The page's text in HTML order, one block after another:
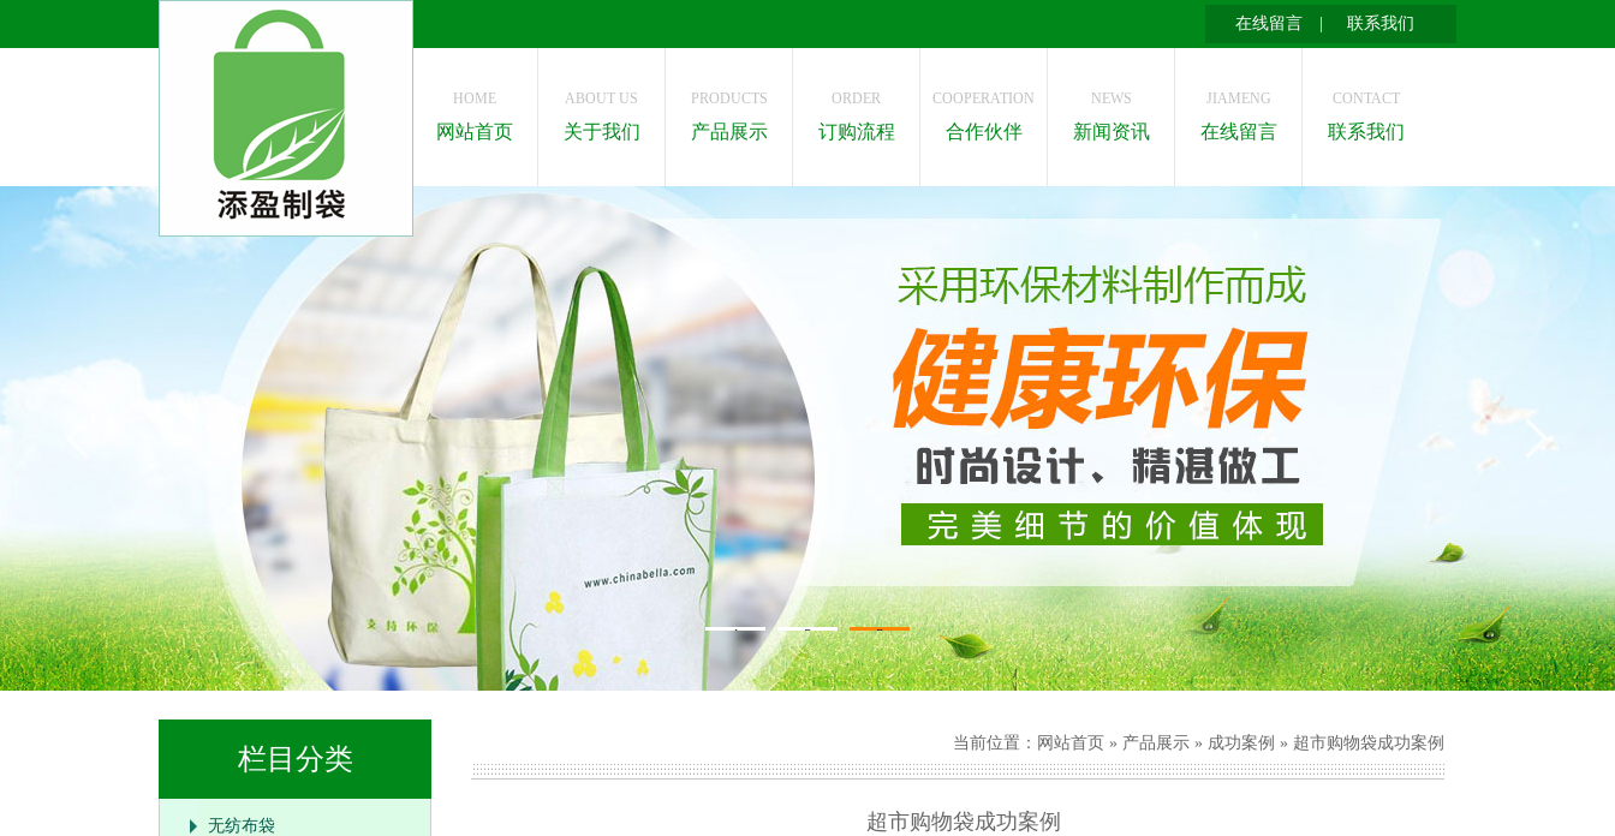
在线留言 联系我们
HOME
网站首页
ABOUT US
关于我们
PRODUCTS
产品展示
ORDER
订购流程
COOPERATION
合作伙伴
NEWS
新闻资讯
JIAMENG
在线留言
CONTACT
联系我们
1 2 3
栏目分类
无纺布袋
当前位置： 网站首页 » 产品展示 » 成功案例 » 超市购物袋成功案例
超市购物袋成功案例